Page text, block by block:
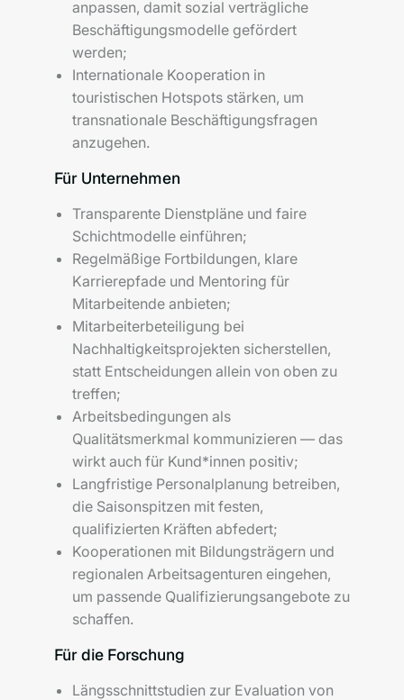
anpassen, damit sozial verträgliche
Beschäftigungsmodelle gefördert
werden;
Internationale Kooperation in
touristischen Hotspots stärken, um
transnationale Beschäftigungsfragen
anzugehen.
Für Unternehmen
Transparente Dienstpläne und faire
Schichtmodelle einführen;
Regelmäßige Fortbildungen, klare
Karrierepfade und Mentoring für
Mitarbeitende anbieten;
Mitarbeiterbeteiligung bei
Nachhaltigkeitsprojekten sicherstellen,
statt Entscheidungen allein von oben zu
treffen;
Arbeitsbedingungen als
Qualitätsmerkmal kommunizieren — das
wirkt auch für Kund*innen positiv;
Langfristige Personalplanung betreiben,
die Saisonspitzen mit festen,
qualifizierten Kräften abfedert;
Kooperationen mit Bildungsträgern und
regionalen Arbeitsagenturen eingehen,
um passende Qualifizierungsangebote zu
schaffen.
Für die Forschung
Längsschnittstudien zur Evaluation von